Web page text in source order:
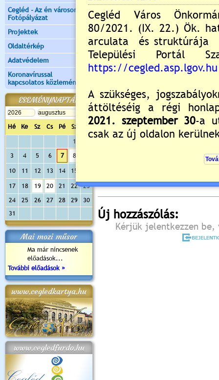
Cegléd - Az én városom -
Fotópályázat
Projektek
Oldaltérkép
Adatvédelem
Koronavírussal
kapcsolatos közlemények
ESEMÉNYNAPTÁR
Hé Ke Sz Cs Pé Sz
Va
1
3
4 5 6 7 8
10 11 12 13 14 15
17 18 19 20 21 22
23
24
25 26 27 28 29
30
31
Mai mozi műsor
Ma már nincsenek
előadások...
További előadások »
www.cegledkartya.hu
www.cegledfurdo.hu
Még nincsenek hozzászólások
Új hozzászólás:
Kérjük jelentkezzen be,